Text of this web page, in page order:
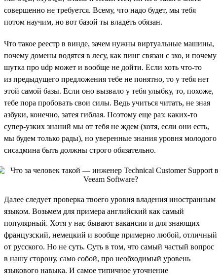
совершенно не требуется. Всему, что надо будет, мы тебя
потом научим, но вот базой ты владеть обязан.
Что такое реестр в винде, зачем нужны виртуальные машины,
почему домены водятся в лесу, как пинг связан с эхо, и почему
шутка про udp может и вообще не дойти. Если хоть что-то
из предыдущего предложения тебе не понятно, то у тебя нет
этой самой базы. Если оно вызвало у тебя улыбку, то, похоже,
тебе пора пробовать свои силы. Ведь учиться читать, не зная
азбуки, конечно, затея гиблая. Поэтому еще раз: каких-то
супер-узких знаний мы от тебя не ждем (хотя, если они есть,
мы будем только рады), но уверенные знания уровня молодого
сисадмина быть должны строго обязательно.
Далее следует проверка твоего уровня владения иностранным
языком. Возьмем для примера английский как самый
популярный. Хотя у нас бывают вакансии и для знающих
французский, немецкий и вообще примерно любой, отличный
от русского. Но не суть. Суть в том, что самый частый вопрос
в нашу сторону, само собой, про необходимый уровень
языкового навыка. И самое типичное уточнение